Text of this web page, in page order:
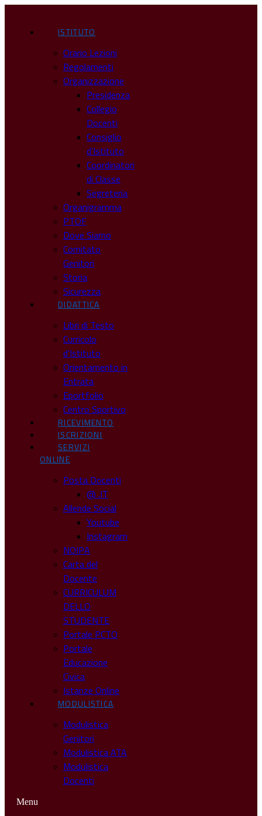
ISTITUTO
Orario Lezioni
Regolamenti
Organizzazione
Presidenza
Collegio
Docenti
Consiglio
d’Istituto
Coordinatori
di Classe
Segreteria
Organigramma
PTOF
Dove Siamo
Comitato
Genitori
Storia
Sicurezza
DIDATTICA
Libri di Testo
Curricolo
d’Istituto
Orientamento in
Entrata
Eportfolio
Centro Sportivo
RICEVIMENTO
ISCRIZIONI
SERVIZI
ONLINE
Posta Docenti
@ .IT
Allende Social
Youtube
Instagram
NOIPA
Carta del
Docente
CURRICULUM
DELLO
STUDENTE
Portale PCTO
Portale
Educazione
Civica
Istanze Online
MODULISTICA
Modulistica
Genitori
Modulistica ATA
Modulistica
Docenti
Menu